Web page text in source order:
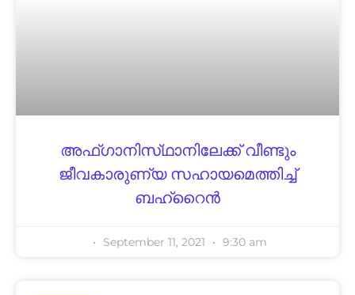
അ​ഫ്​​ഗാ​നി​സ്​​ഥാനിലേക്ക്​ വീ​ണ്ടും
ജീ​വ​കാ​രു​ണ്യ സ​ഹാ​യ​മെത്തിച്ച്
ബഹ്‌റൈൻ
September 11, 2021 9:30 am